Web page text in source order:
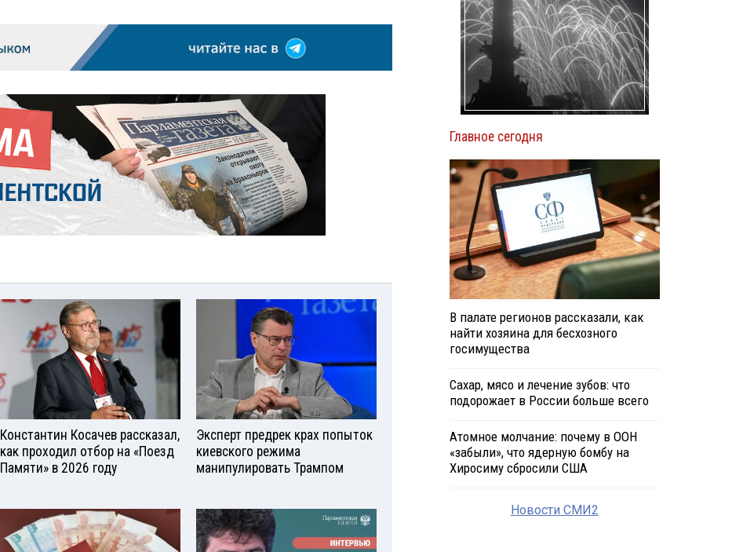
Константин Косачев рассказал,
как проходил отбор на «Поезд
Памяти» в 2026 году
Эксперт предрек крах попыток
киевского режима
манипулировать Трампом
Главное сегодня
В палате регионов рассказали, как
найти хозяина для бесхозного
госимущества
Сахар, мясо и лечение зубов: что
подорожает в России больше всего
Атомное молчание: почему в ООН
«забыли», что ядерную бомбу на
Хиросиму сбросили США
Новости СМИ2